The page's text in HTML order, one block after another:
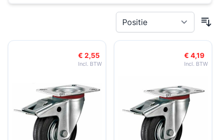
€ 2,55 € 4,19